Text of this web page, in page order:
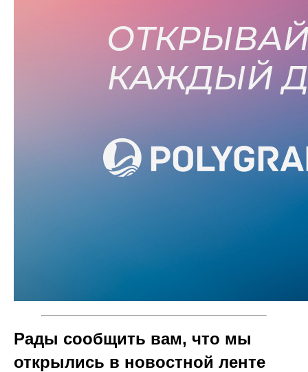
Рады сообщить вам, что мы
открылись в новостной ленте